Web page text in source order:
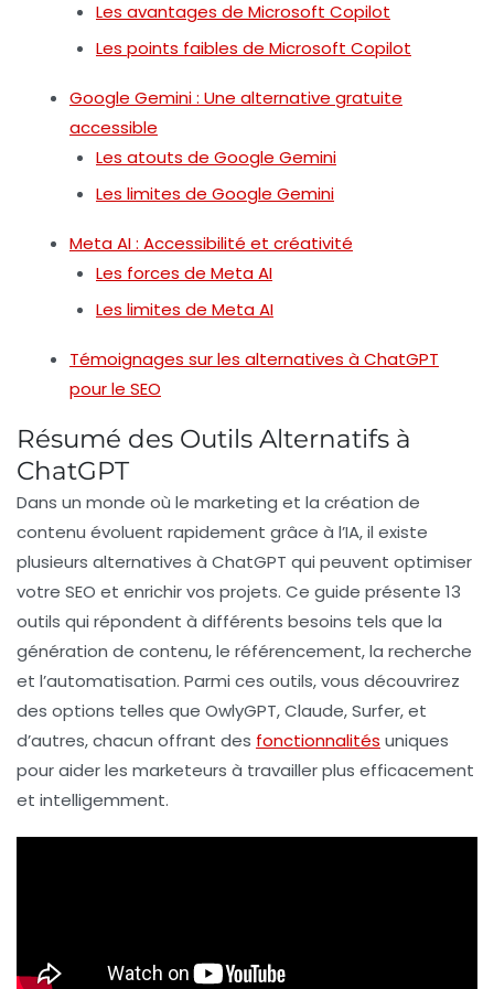
Les avantages de Microsoft Copilot
Les points faibles de Microsoft Copilot
Google Gemini : Une alternative gratuite
accessible
Les atouts de Google Gemini
Les limites de Google Gemini
Meta AI : Accessibilité et créativité
Les forces de Meta AI
Les limites de Meta AI
Témoignages sur les alternatives à ChatGPT
pour le SEO
Résumé des Outils Alternatifs à
ChatGPT
Dans un monde où le marketing et la création de
contenu évoluent rapidement grâce à l’IA, il existe
plusieurs alternatives à ChatGPT qui peuvent optimiser
votre SEO et enrichir vos projets. Ce guide présente 13
outils qui répondent à différents besoins tels que la
génération de contenu, le référencement, la recherche
et l’automatisation. Parmi ces outils, vous découvrirez
des options telles que OwlyGPT,Claude,Surfer, et
d’autres, chacun offrant des fonctionnalités uniques
pour aider les marketeurs à travailler plus efficacement
et intelligemment.